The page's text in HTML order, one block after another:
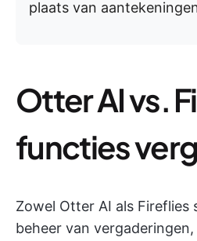
plaats van
Otter AI vs.
functies
Zowel Otter AI als Fireflies
beheer van